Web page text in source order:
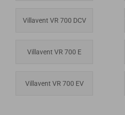
Villavent VR 700 DCV
Villavent VR 700 E
Villavent VR 700 EV